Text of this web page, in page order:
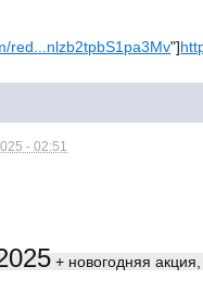
red...nlzb2tpbS1pa3Mv"]
- 02:51
+ новогодняя